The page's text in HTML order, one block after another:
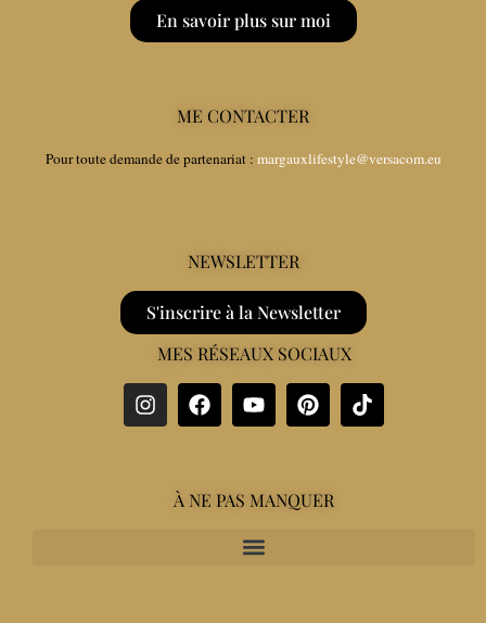
En savoir plus sur moi
ME CONTACTER
Pour toute demande de partenariat : margauxlifestyle@versacom.eu
NEWSLETTER
S'inscrire à la Newsletter
MES RÉSEAUX SOCIAUX
À NE PAS MANQUER